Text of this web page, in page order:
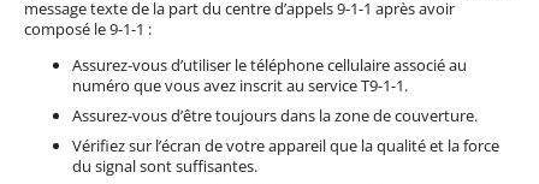
message texte de la part du centre d’appels 9-1-1 après avoir
composé le 9-1-1 :
Assurez-vous d’utiliser le téléphone cellulaire associé au
numéro que vous avez inscrit au service T9-1-1.
Assurez-vous d’être toujours dans la zone de couverture.
Vérifiez sur l’écran de votre appareil que la qualité et la force
du signal sont suffisantes.